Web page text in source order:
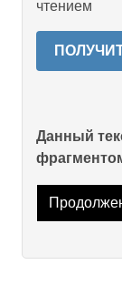
чтением
Данный